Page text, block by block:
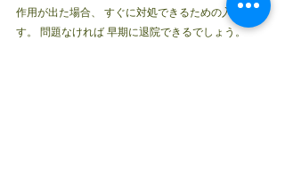
作用が出た場合、 すぐに対処できるための入院で
す。 問題なければ 早期に退院できるでしょう。